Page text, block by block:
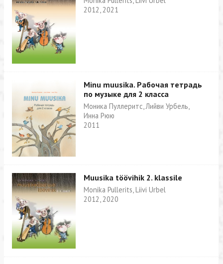
2012, 2021
Minu muusika. Рабочая тетрадь
по музыке для 2 класса
Моника Пуллеритс, Лийви Урбель,
Инна Рюю
2011
Muusika töövihik 2. klassile
Monika Pullerits, Liivi Urbel
2012, 2020